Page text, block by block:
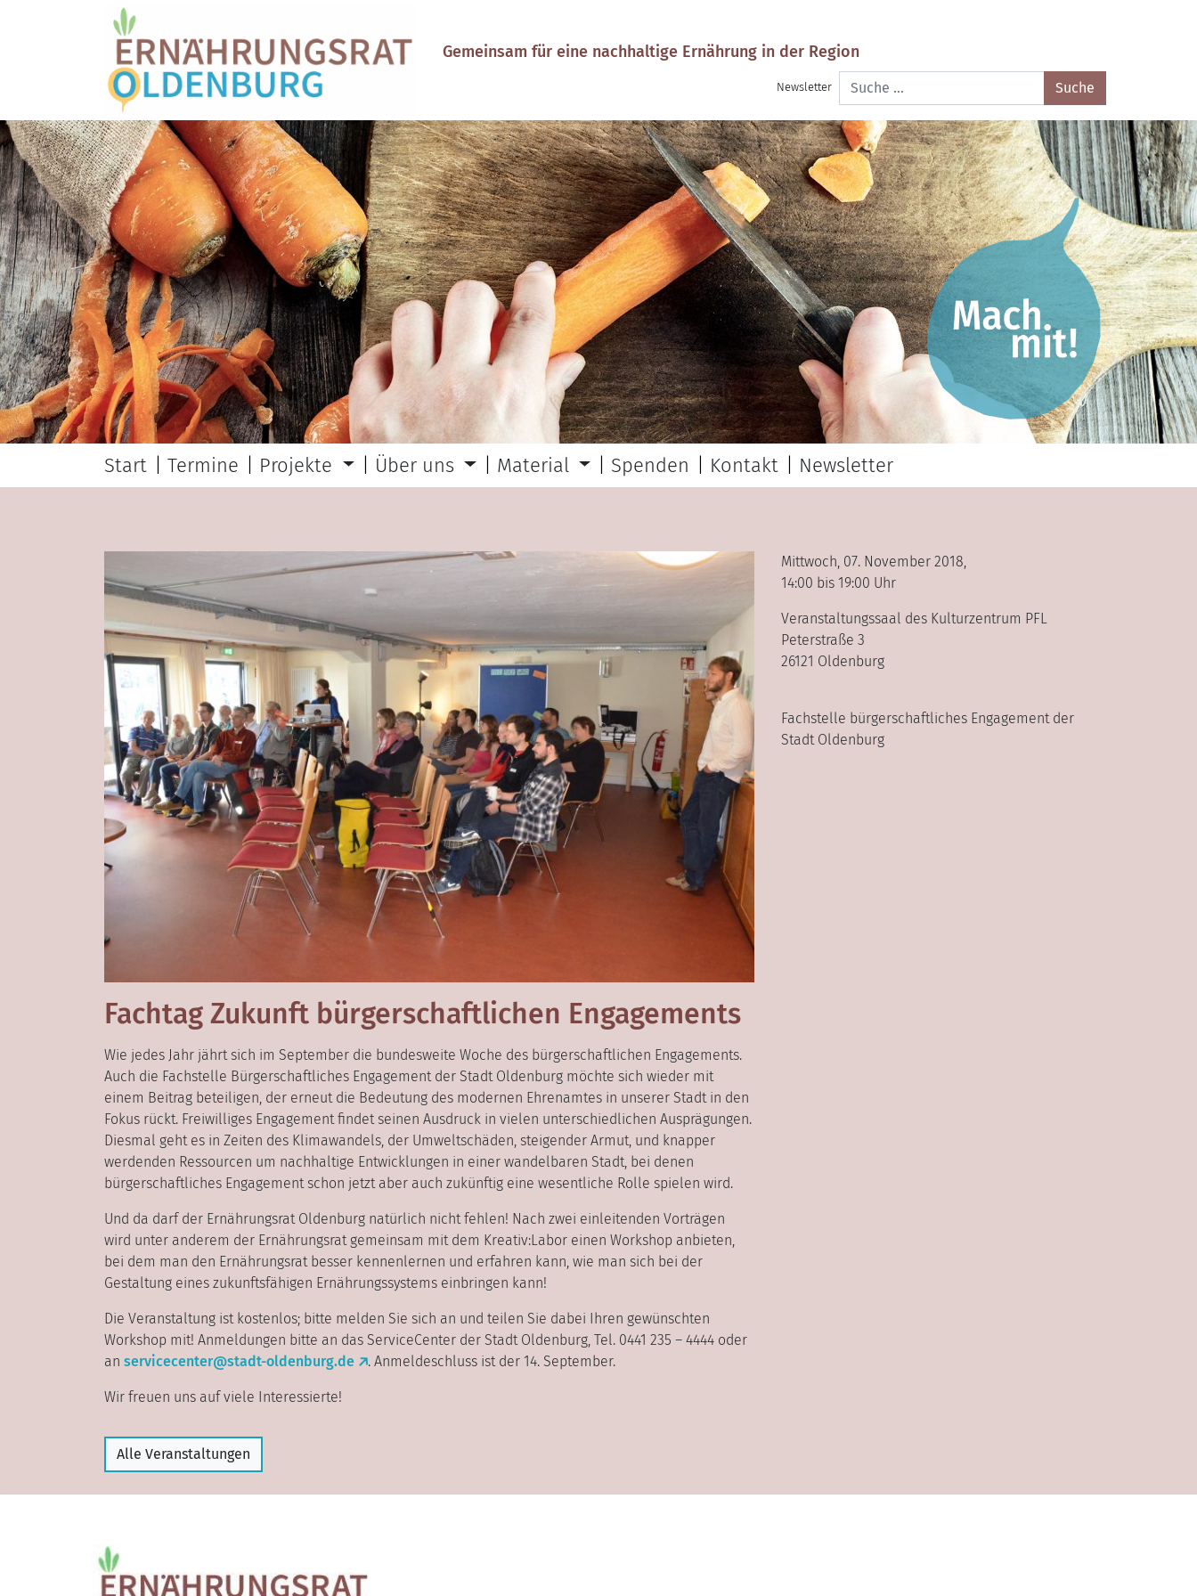
Gemeinsam für eine nachhaltige Ernährung in der Region
Newsletter
Suche
nach:
Start Termine Projekte Über uns Material Spenden Kontakt Newsletter
Fachtag Zukunft bürgerschaftlichen Engagements
Wie jedes Jahr jährt sich im September die bundesweite Woche des bürgerschaftlichen Engagements.
Auch die Fachstelle Bürgerschaftliches Engagement der Stadt Oldenburg möchte sich wieder mit
einem Beitrag beteiligen, der erneut die Bedeutung des modernen Ehrenamtes in unserer Stadt in den
Fokus rückt. Freiwilliges Engagement findet seinen Ausdruck in vielen unterschiedlichen Ausprägungen.
Diesmal geht es in Zeiten des Klimawandels, der Umweltschäden, steigender Armut, und knapper
werdenden Ressourcen um nachhaltige Entwicklungen in einer wandelbaren Stadt, bei denen
bürgerschaftliches Engagement schon jetzt aber auch zukünftig eine wesentliche Rolle spielen wird.
Und da darf der Ernährungsrat Oldenburg natürlich nicht fehlen! Nach zwei einleitenden Vorträgen
wird unter anderem der Ernährungsrat gemeinsam mit dem Kreativ:Labor einen Workshop anbieten,
bei dem man den Ernährungsrat besser kennenlernen und erfahren kann, wie man sich bei der
Gestaltung eines zukunftsfähigen Ernährungssystems einbringen kann!
Die Veranstaltung ist kostenlos; bitte melden Sie sich an und teilen Sie dabei Ihren gewünschten
Workshop mit! Anmeldungen bitte an das ServiceCenter der Stadt Oldenburg, Tel. 0441 235 – 4444 oder
an servicecenter@stadt-oldenburg.de . Anmeldeschluss ist der 14. September.
Wir freuen uns auf viele Interessierte!
Mittwoch, 07. November 2018,
14:00 bis 19:00 Uhr
Veranstaltungssaal des Kulturzentrum PFL
Peterstraße 3
26121 Oldenburg
Fachstelle bürgerschaftliches Engagement der
Stadt Oldenburg
Alle Veranstaltungen